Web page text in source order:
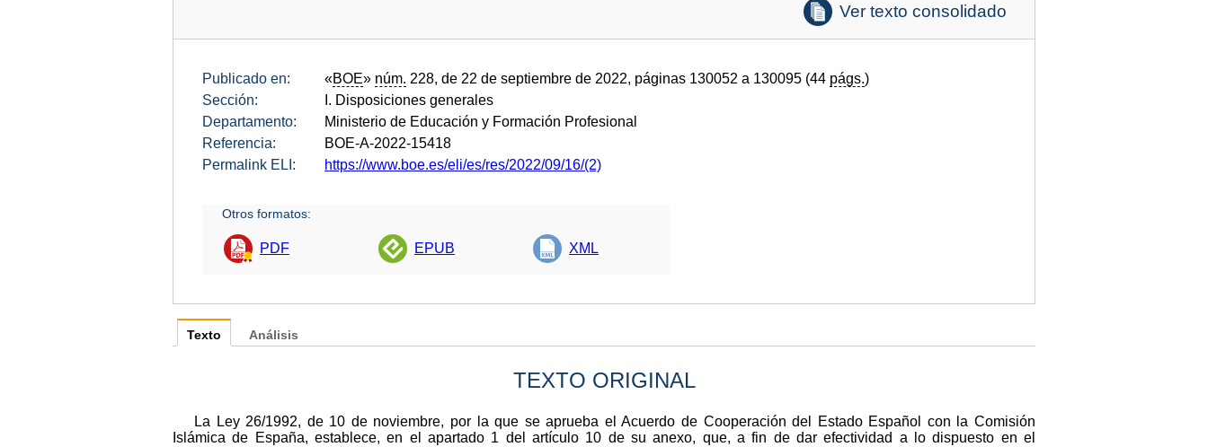
Ver texto consolidado
Publicado en: «BOE» núm. 228, de 22 de septiembre de 2022, páginas 130052 a 130095 (44 págs.)
Sección:
I. Disposiciones generales
Departamento:
Ministerio de Educación y Formación Profesional
Referencia:
BOE-A-2022-15418
Permalink ELI:
https://www.boe.es/eli/es/res/2022/09/16/(2)
Otros formatos:
PDF EPUB XML
Texto
TEXTO ORIGINAL
La Ley 26/1992, de 10 de noviembre, por la que se aprueba el Acuerdo de Cooperación del Estado Español con la Comisión
Islámica de España, establece, en el apartado 1 del artículo 10 de su anexo, que, a fin de dar efectividad a lo dispuesto en el
Análisis